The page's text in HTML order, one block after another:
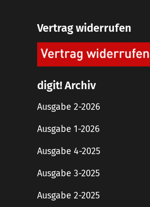
Vertrag widerrufen
digit! Archiv
Ausgabe 2-2026
Ausgabe 1-2026
Ausgabe 4-2025
Ausgabe 3-2025
Ausgabe 2-2025